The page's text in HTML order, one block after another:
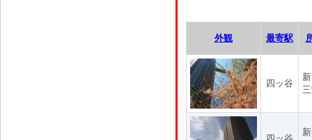
外観 最寄駅
四ッ谷